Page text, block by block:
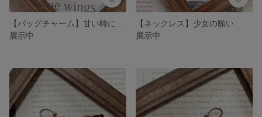
展示中
【ネックレス】少女の願い
展示中